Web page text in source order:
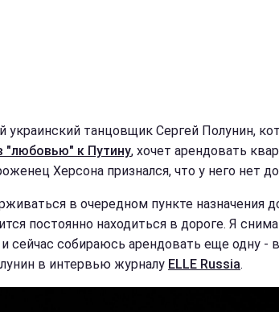
украинский танцовщик Сергей Полунин,
"любовью" к Путину, хочет арендовать
Херсона признался, что у него нет
в очередном пункте назначения
постоянно находиться в дороге. Я
сейчас собираюсь арендовать еще одну - в
в интервью журналу ELLE Russia.